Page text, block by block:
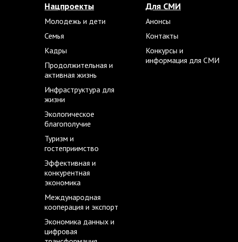
Нацпроекты
Молодежь и дети
Семья
Кадры
Продолжительная и
активная жизнь
Инфраструктура для
жизни
Экологическое
благополучие
Туризм и
гостеприимство
Эффективная и
конкурентная
экономика
Международная
кооперация и экспорт
Экономика данных и
цифровая
Для СМИ
Анонсы
Контакты
Конкурсы и
информация для СМИ